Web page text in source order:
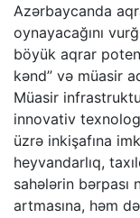
Azərbaycanda
oynayacağını
böyük aqrar
kənd” və müasir
Müasir
innovativ
üzrə inkişafına
heyvandarlıq,
sahələrin bərpası
artmasına, həm